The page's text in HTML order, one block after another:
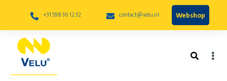
+31 598 36 12 32 contact@velu.nl Webshop